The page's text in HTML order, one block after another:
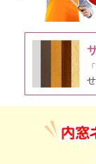
せ